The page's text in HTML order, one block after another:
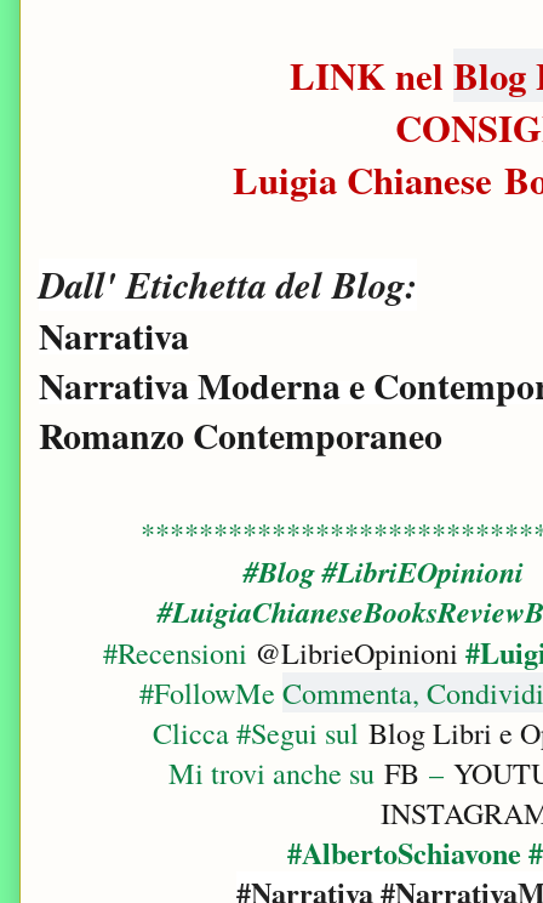
LINK nel Blog
Luigia Chianese
Dall' Etichetta del Blog:
Narrativa
Narrativa Moderna e
Romanzo Contemporaneo
#Blog #LibriEOpinioni
#Recensioni @LibrieOpinioni
#FollowMe Commenta,
Clicca #Segui sul Blog Libri e
Mi trovi anche su FB –
#AlbertoSchiavone
#Narrativa